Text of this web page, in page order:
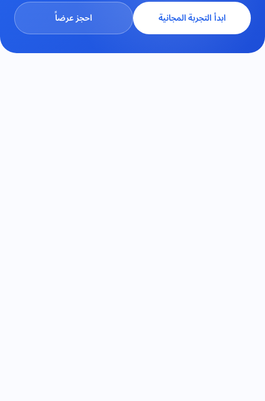
ابدأ التجربة المجانية احجز عرضاً